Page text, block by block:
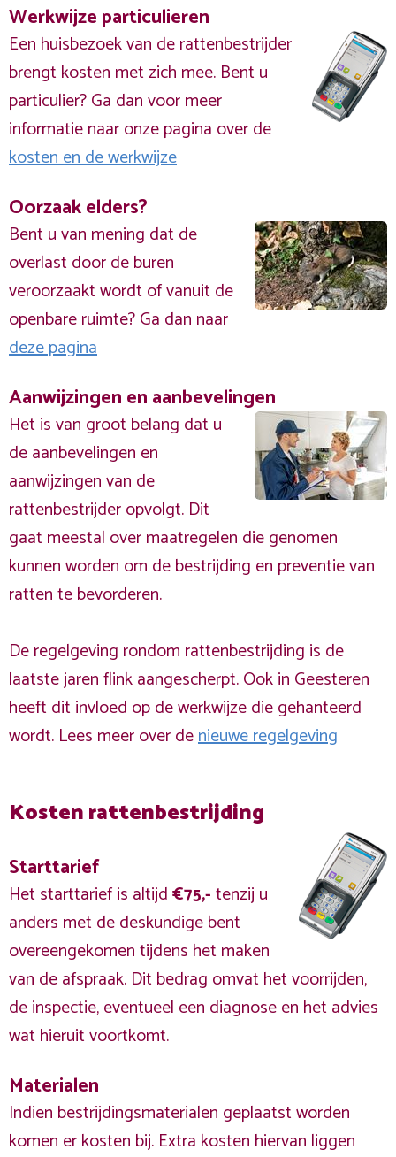
Werkwijze particulieren
Een huisbezoek van de rattenbestrijder
brengt kosten met zich mee. Bent u
particulier? Ga dan voor meer
informatie naar onze pagina over de
kosten en de werkwijze
Oorzaak elders?
Bent u van mening dat de
overlast door de buren
veroorzaakt wordt of vanuit de
openbare ruimte? Ga dan naar
deze pagina
Aanwijzingen en aanbevelingen
Het is van groot belang dat u
de aanbevelingen en
aanwijzingen van de
rattenbestrijder opvolgt. Dit
gaat meestal over maatregelen die genomen
kunnen worden om de bestrijding en preventie van
ratten te bevorderen.
De regelgeving rondom rattenbestrijding is de
laatste jaren flink aangescherpt. Ook in Geesteren
heeft dit invloed op de werkwijze die gehanteerd
wordt. Lees meer over denieuwe regelgeving
Kosten rattenbestrijding
Starttarief
Het starttarief is altijd€75,-tenzij u
anders met de deskundige bent
overeengekomen tijdens het maken
van de afspraak. Dit bedrag omvat het voorrijden,
de inspectie, eventueel een diagnose en het advies
wat hieruit voortkomt.
Materialen
Indien bestrijdingsmaterialen geplaatst worden
komen er kosten bij. Extra kosten hiervan liggen